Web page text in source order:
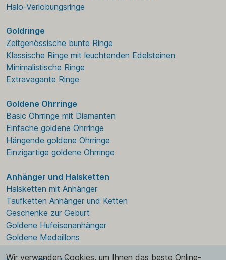
Halo-Verlobungsringe
Goldringe
Zeitgenössische bunte Ringe
Klassische Ringe mit leuchtenden Edelsteinen
Minimalistische Ringe
Extravagante Ringe
Goldene Ohrringe
Basic Ohrringe mit Diamanten
Einfache goldene Ohrringe
Hängende goldene Ohrringe
Einzigartige goldene Ohrringe
Anhänger und Halsketten
Halsketten mit Anhänger
Taufketten Anhänger und Ketten
Geschenke zur Geburt
Goldene Hufeisenanhänger
Goldene Medaillons
Wir verwenden Cookies, um Ihnen das beste Online-